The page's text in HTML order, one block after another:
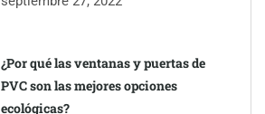
¿Por qué las ventanas y puertas de
PVC son las mejores opciones
ecológicas?